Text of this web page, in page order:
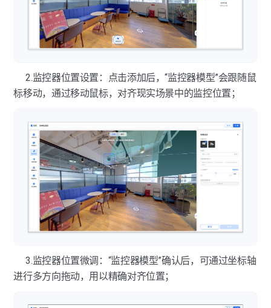
热点标签-虚拟屏幕
热点标签-虚拟广告牌
热点标签-标签列表
热点标签-区域标签
热点标签-全景视频
热点标签-标尺
热点标签-空间MR
热点标签-监控视频
热点标签-标签设置
导览讲解-导览
2.监控器位置设置：点击添加后，“监控器模型”会跟随鼠
标移动，通过移动鼠标，对齐现实场景中的监控位置；
3.监控器位置微调：“监控器模型”确认后，可通过坐标轴
进行多方向拖动，用以精确对齐位置；